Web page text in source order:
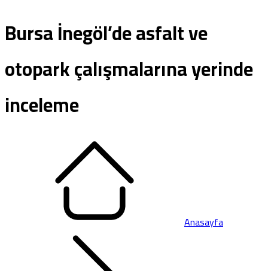
Bursa İnegöl’de asfalt ve
otopark çalışmalarına yerinde
inceleme
Anasayfa